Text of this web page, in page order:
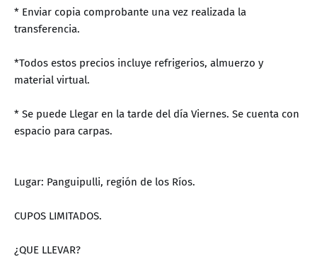
* Enviar copia comprobante una vez realizada la
transferencia.
*Todos estos precios incluye refrigerios, almuerzo y
material virtual.
* Se puede Llegar en la tarde del día Viernes. Se cuenta con
espacio para carpas.
Lugar: Panguipulli, región de los Ríos.
CUPOS LIMITADOS.
¿QUE LLEVAR?